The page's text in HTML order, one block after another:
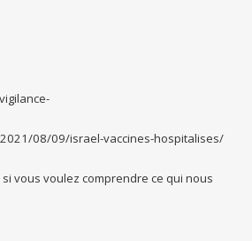
08/09/israel-vaccines-hospitalises/
vous voulez comprendre ce qui nous